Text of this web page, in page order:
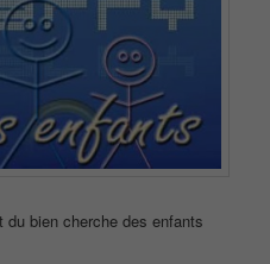
du bien cherche des enfants